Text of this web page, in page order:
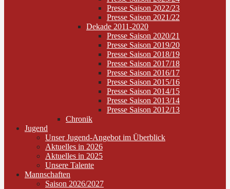
Presse Saison 2022/23
Presse Saison 2021/22
Dekade 2011-2020
Presse Saison 2020/21
Presse Saison 2019/20
Presse Saison 2018/19
Presse Saison 2017/18
Presse Saison 2016/17
Presse Saison 2015/16
Presse Saison 2014/15
Presse Saison 2013/14
Presse Saison 2012/13
Chronik
Jugend
Unser Jugend-Angebot im Überblick
Aktuelles in 2026
Aktuelles in 2025
Unsere Talente
Mannschaften
Saison 2026/2027